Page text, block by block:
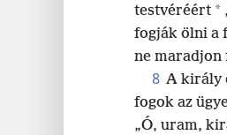
testvéréért * ,
fogják ölni a
ne maradjon
8 A király
fogok az
„Ó, uram,